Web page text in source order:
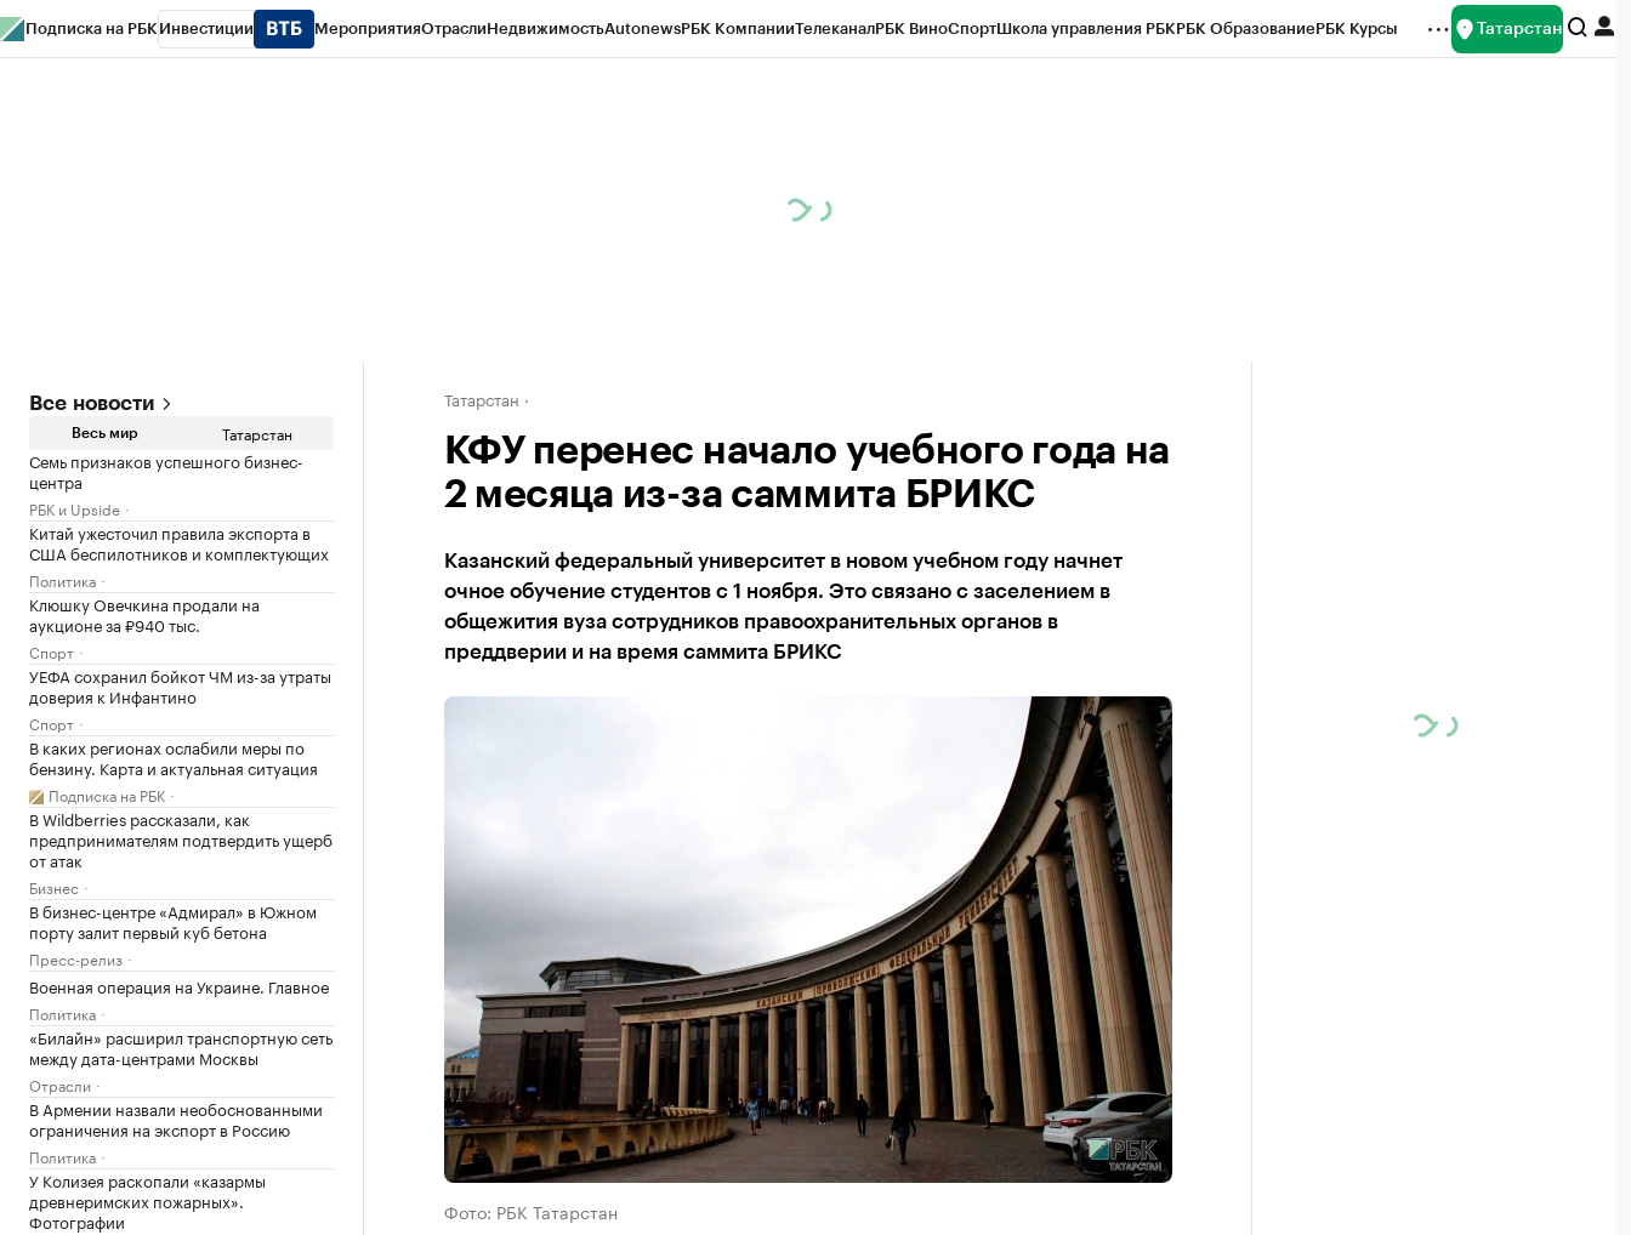
Подписка на РБК Инвестиции МероприятияОтраслиНедвижимостьAutonewsРБК КомпанииТелеканалРБК ВиноСпортШкола управления РБКРБК ОбразованиеРБК Курсы Татарстан
Все новости
Весь мир Татарстан
Семь признаков успешного бизнес-
центра
РБК и Upside
Китай ужесточил правила экспорта в
США беспилотников и комплектующих
Политика
Клюшку Овечкина продали на
аукционе за ₽940 тыс.
Спорт
УЕФА сохранил бойкот ЧМ из-за утраты
доверия к Инфантино
Спорт
В каких регионах ослабили меры по
бензину. Карта и актуальная ситуация
Подписка на РБК
В Wildberries рассказали, как
предпринимателям подтвердить ущерб
от атак
Бизнес
В бизнес-центре «Адмирал» в Южном
порту залит первый куб бетона
Пресс-релиз
Военная операция на Украине. Главное
Политика
«Билайн» расширил транспортную сеть
между дата-центрами Москвы
Отрасли
В Армении назвали необоснованными
ограничения на экспорт в Россию
Политика
У Колизея раскопали «казармы
древнеримских пожарных».
Фотографии
Татарстан
КФУ перенес начало учебного года на
2 месяца из-за саммита БРИКС
Казанский федеральный университет в новом учебном году начнет
очное обучение студентов с 1 ноября. Это связано с заселением в
общежития вуза сотрудников правоохранительных органов в
преддверии и на время саммита БРИКС
Фото: РБК Татарстан